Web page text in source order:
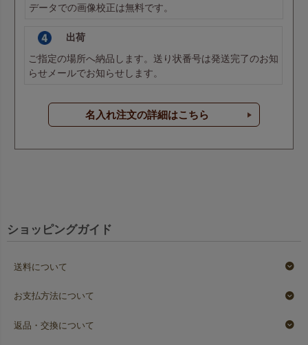
データでの画像校正は無料です。
出荷
ご指定の場所へ納品します。送り状番号は発送完了のお知
らせメールでお知らせします。
名入れ注文の詳細はこちら
ショッピングガイド
送料について
お支払方法について
返品・交換について